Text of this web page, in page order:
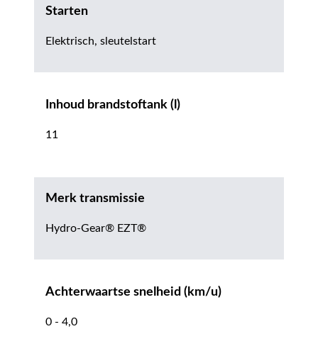
Starten
Elektrisch, sleutelstart
Inhoud brandstoftank (l)
11
Merk transmissie
Hydro-Gear® EZT®
Achterwaartse snelheid (km/u)
0 - 4,0